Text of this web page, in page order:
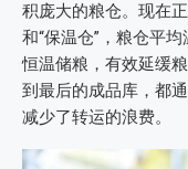
积庞大的粮仓。现在
和“保温仓”，粮仓平
恒温储粮，有效延缓
到最后的成品库，都
减少了转运的浪费。